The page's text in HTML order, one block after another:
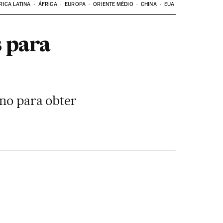
LATINA ÁFRICA EUROPA ORIENTE MÉDIO CHINA EUA
para
para obter